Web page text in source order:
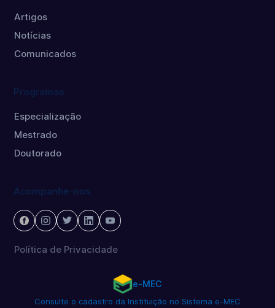
Artigos
Notícias
Comunicados
Programas
Especialização
Mestrado
Doutorado
Acompanhe-nos
Política de Privacidade
e-MEC
Consulte o cadastro da Instituição no Sistema e-MEC